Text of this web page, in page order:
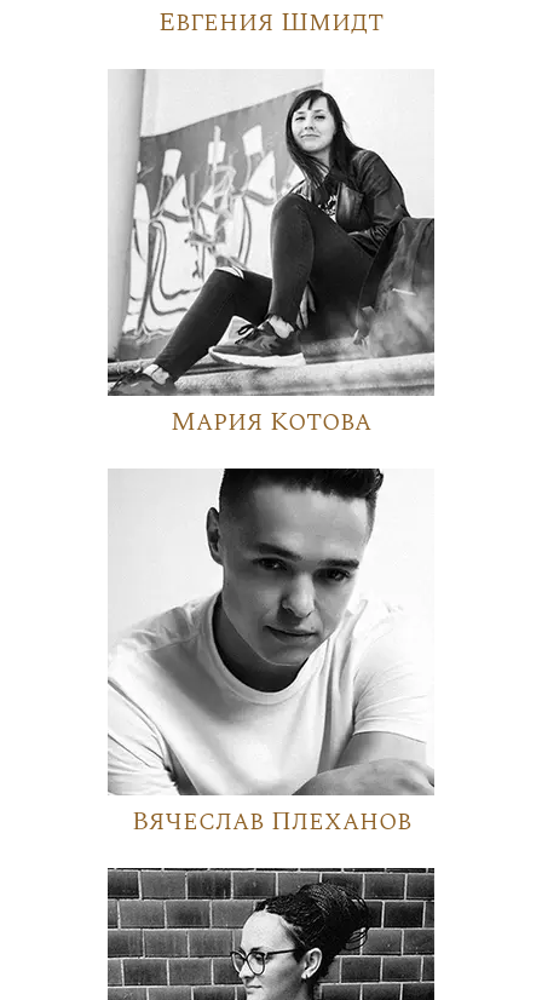
Евгения Шмидт
Мария Котова
Вячеслав Плеханов